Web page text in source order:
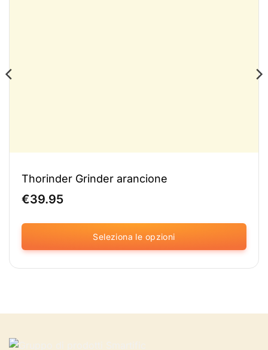
Thorinder Grinder arancione
€39.95
Seleziona le opzioni
Questo
prodotto